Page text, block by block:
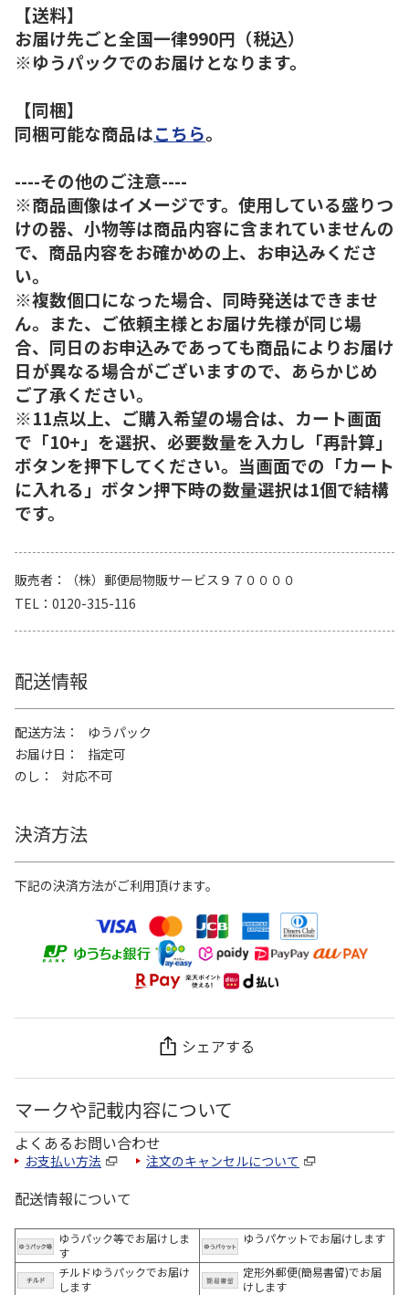
【送料】
お届け先ごと全国一律990円（税込）
※ゆうパックでのお届けとなります。
【同梱】
同梱可能な商品はこちら。
----その他のご注意----
※商品画像はイメージです。使用している盛りつ
けの器、小物等は商品内容に含まれていませんの
で、商品内容をお確かめの上、お申込みくださ
い。
※複数個口になった場合、同時発送はできませ
ん。また、ご依頼主様とお届け先様が同じ場
合、同日のお申込みであっても商品によりお届け
日が異なる場合がございますので、あらかじめ
ご了承ください。
※11点以上、ご購入希望の場合は、カート画面
で「10+」を選択、必要数量を入力し「再計算」
ボタンを押下してください。当画面での「カート
に入れる」ボタン押下時の数量選択は1個で結構
です。
販売者
（株）郵便局物販サービス９７００００
TEL
0120-315-116
配送情報
配送方法
ゆうパック
お届け日
指定可
のし
対応不可
決済方法
下記の決済方法がご利用頂けます。
シェアする
マークや記載内容について
よくあるお問い合わせ
お支払い方法 注文のキャンセルについて
配送情報について
ゆうパック等でお届けしま
す
ゆうパケットでお届けします
チルドゆうパックでお届け
します
定形外郵便(簡易書留)でお届
けします